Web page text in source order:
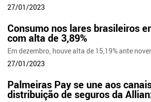
27/01/2023
Consumo nos lares brasileiros
com alta de 3,89%
Em dezembro, houve alta de 15,19% ante
27/01/2023
Palmeiras Pay se une aos
distribuição de seguros da